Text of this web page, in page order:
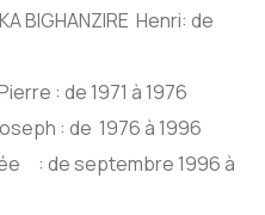
BIGHANZIRE Henri: de
: de 1971 à 1976
: de 1976 à 1996
: de septembre 1996 à